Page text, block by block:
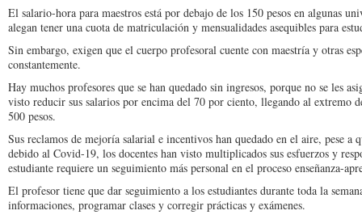
El salario-hora para maestros está por debajo de los 150 pesos en algunas
alegan tener una cuota de matriculación y mensualidades asequibles para
Sin embargo, exigen que el cuerpo profesoral cuente con maestría y otras
constantemente.
Hay muchos profesores que se han quedado sin ingresos, porque no se les
visto reducir sus salarios por encima del 70 por ciento, llegando al extremo
500 pesos.
Sus reclamos de mejoría salarial e incentivos han quedado en el aire, pese
debido al Covid-19, los docentes han visto multiplicados sus esfuerzos y
estudiante requiere un seguimiento más personal en el proceso enseñanza-
El profesor tiene que dar seguimiento a los estudiantes durante toda la
informaciones, programar clases y corregir prácticas y exámenes.